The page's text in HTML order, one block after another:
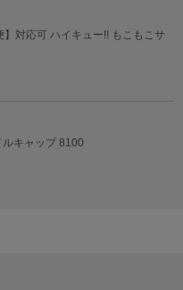
対応可 ハイキュー!! もこもこサ
キャップ 8100